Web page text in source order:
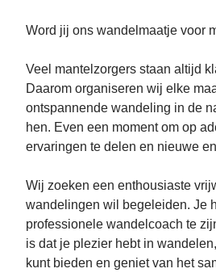
Word jij ons wandelmaatje voor
Veel mantelzorgers staan altijd
Daarom organiseren wij elke
ontspannende wandeling in de
hen. Even een moment om op
ervaringen te delen en nieuwe
Wij zoeken een enthousiaste
wandelingen wil begeleiden. Je
professionele wandelcoach te
is dat je plezier hebt in
kunt bieden en geniet van het